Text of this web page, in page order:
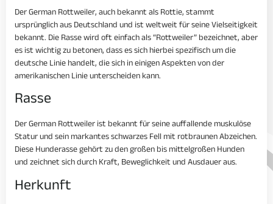
Der German Rottweiler, auch bekannt als Rottie, stammt
ursprünglich aus Deutschland und ist weltweit für seine Vielseitigkeit
bekannt. Die Rasse wird oft einfach als “Rottweiler” bezeichnet, aber
es ist wichtig zu betonen, dass es sich hierbei spezifisch um die
deutsche Linie handelt, die sich in einigen Aspekten von der
amerikanischen Linie unterscheiden kann.
Rasse
Der German Rottweiler ist bekannt für seine auffallende muskulöse
Statur und sein markantes schwarzes Fell mit rotbraunen Abzeichen.
Diese Hunderasse gehört zu den großen bis mittelgroßen Hunden
und zeichnet sich durch Kraft, Beweglichkeit und Ausdauer aus.
Herkunft